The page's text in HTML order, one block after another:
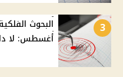
3
أغسطس: لا